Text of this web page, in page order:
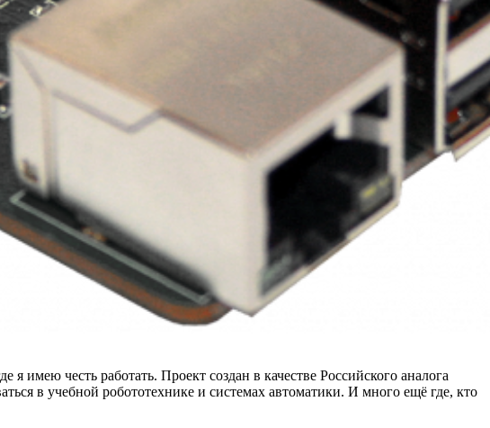
имею честь работать. Проект создан в качестве Российского аналога
в учебной робототехнике и системах автоматики. И много ещё где, кто